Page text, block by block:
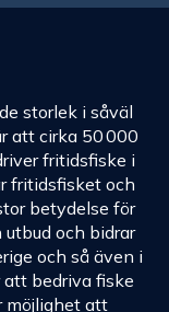
storlek i såväl
att cirka 50 000
fritidsfiske i
fritidsfisket och
betydelse för
och bidrar
och så även i
att bedriva fiske
möjlighet att